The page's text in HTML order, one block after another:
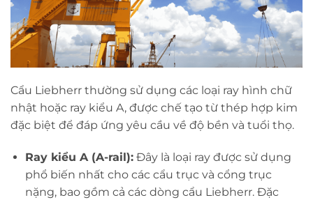
Cẩu Liebherr thường sử dụng các loại ray hình chữ
nhật hoặc ray kiểu A, được chế tạo từ thép hợp kim
đặc biệt để đáp ứng yêu cầu về độ bền và tuổi thọ.
Ray kiểu A (A-rail):Đây là loại ray được sử dụng
phổ biến nhất cho các cẩu trục và cổng trục
nặng, bao gồm cả các dòng cẩu Liebherr. Đặc